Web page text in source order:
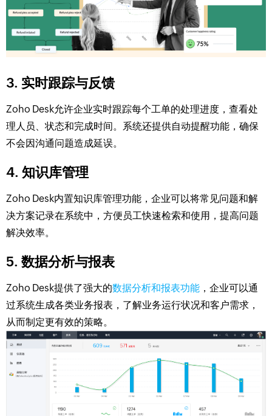
3. 实时跟踪与反馈
Zoho Desk允许企业实时跟踪每个工单的处理进度，查看处
理人员、状态和完成时间。系统还提供自动提醒功能，确保
不会因沟通问题造成延误。
4. 知识库管理
Zoho Desk内置知识库管理功能，企业可以将常见问题和解
决方案记录在系统中，方便员工快速检索和使用，提高问题
解决效率。
5. 数据分析与报表
Zoho Desk提供了强大的数据分析和报表功能 ，企业可以通
过系统生成各类业务报表，了解业务运行状况和客户需求，
从而制定更有效的策略。